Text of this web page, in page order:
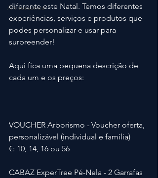
Aniversários
diferente este Natal. Temos diferentes
experiências, serviços e produtos que
podes personalizar e usar para
surpreender!
Aqui fica uma pequena descrição de
cada um e os preços:
VOUCHER Arborismo - Voucher oferta,
personalizável (individual e família)
€: 10, 14, 16 ou 56
CABAZ ExperTree Pé-Nela - 2 Garrafas